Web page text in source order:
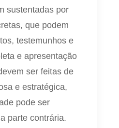
sustentadas por
que podem
testemunhos e
e apresentação
ser feitas de
e estratégica,
pode ser
parte contrária.